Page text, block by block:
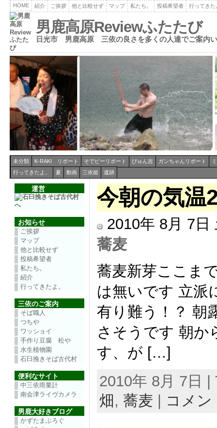
HOME 紹介 ご挨拶 他と比較せず マップ 私たち。 投稿希望者 行ってきた
男鹿高原Reviewふたたび
日光市 男鹿高原 三依の良さを多くの人達でご案内
未分類 K-RAKI リポート そでピーリポート ぴゅん吉 ガンちゃんリポート
行ってきたよ。
夏 動画 三依姫 遺跡
運営
お知らせ
ご挨拶
マップ
他と比較せず
投稿希望者
私たち。
紹介
行ってきたよ。
三依のご案内
そば職人
つちや
ワッショイ
手作り豆腐 松や
水生植物園
石臼挽きそば古代村
便利なサイト
中三依雨量計
南会津ライヴカメラ
男鹿大好きブログ
かずたまぶろぐ
今朝の気
2010年 8月 7
蕎麦
蕎麦新芽ここま
は無いです 立派
有り難う！？ 朝
さそうです 朝
す、が […]
2010年 8月 7日
畑, 蕎麦 | コメ